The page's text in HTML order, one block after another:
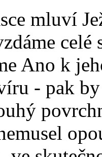
mluví
Ano k
- pak